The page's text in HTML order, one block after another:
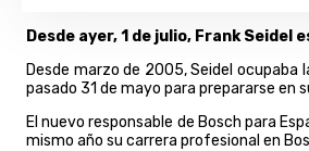
Desde ayer, 1 de julio, Frank
Desde marzo de 2005, Seidel ocupaba
pasado 31 de mayo para prepararse en
El nuevo responsable de Bosch para
mismo año su carrera profesional en